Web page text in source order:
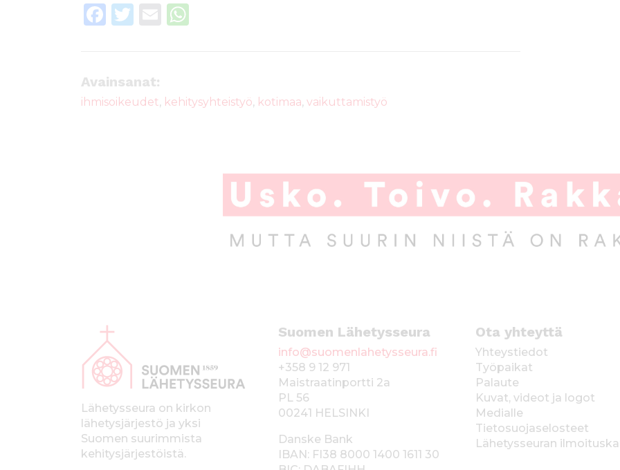
F
e
b
T
te
r
E
A
Avainsanat:
ihmisoikeudet, kehitysyhteistyö, kotimaa, vaikuttamistyö
Lähetysseura on kirkon
lähetysjärjestö ja yksi
Suomen suurimmista
kehitysjärjestöistä.
Suomen Lähetysseura
info@suomenlahetysseura.fi
+358 9 12 971
Maistraatinportti 2a
PL 56
00241 HELSINKI
Danske Bank
IBAN: FI38 8000 1400 1611 30
Ota yhteyttä
Yhteystiedot
Työpaikat
Palaute
Kuvat, videot ja logot
Medialle
Tietosuojaselosteet
Lähetysseuran